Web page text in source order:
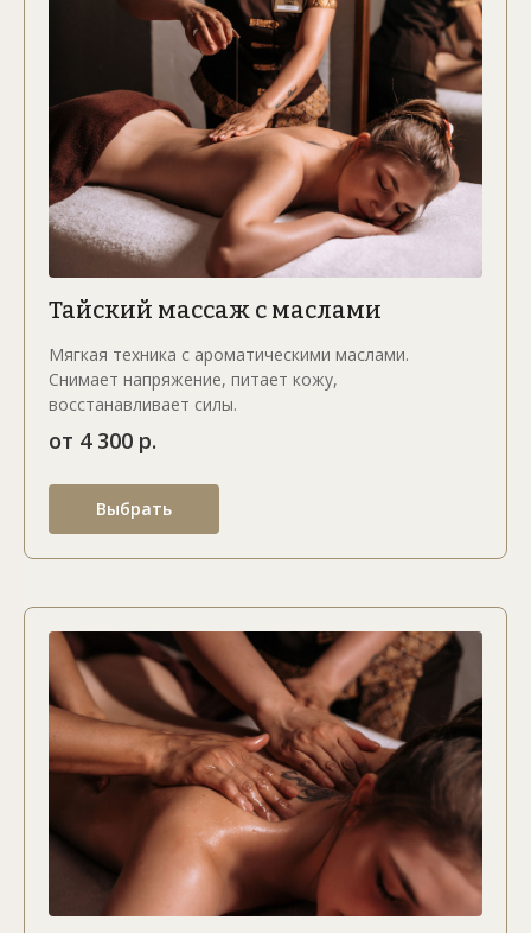
Тайский массаж с маслами
Мягкая техника с ароматическими маслами.
Снимает напряжение, питает кожу,
восстанавливает силы.
от 4 300 р.
Выбрать